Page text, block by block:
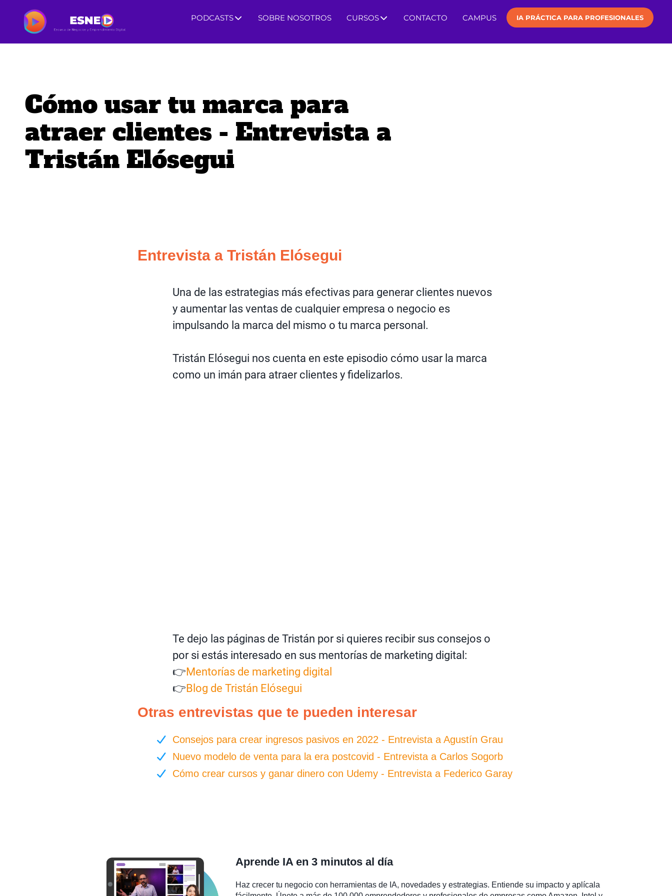
PODCASTS SOBRE NOSOTROS CURSOS CONTACTO CAMPUS IA PRÁCTICA PARA PROFESIONALES
Cómo usar tu marca para
atraer clientes - Entrevista a
Tristán Elósegui
Entrevista a Tristán Elósegui
Una de las estrategias más efectivas para generar clientes nuevos
y aumentar las ventas de cualquier empresa o negocio es
impulsando la marca del mismo o tu marca personal.
Tristán Elósegui nos cuenta en este episodio cómo usar la marca
como un imán para atraer clientes y fidelizarlos.
Te dejo las páginas de Tristán por si quieres recibir sus consejos o
por si estás interesado en sus mentorías de marketing digital:
👉Mentorías de marketing digital
👉Blog de Tristán Elósegui
Otras entrevistas que te pueden interesar
Consejos para crear ingresos pasivos en 2022 - Entrevista a Agustín Grau
Nuevo modelo de venta para la era postcovid - Entrevista a Carlos Sogorb
Cómo crear cursos y ganar dinero con Udemy - Entrevista a Federico Garay
Aprende IA en 3 minutos al día
Haz crecer tu negocio con herramientas de IA, novedades y estrategias. Entiende su impacto y aplícala